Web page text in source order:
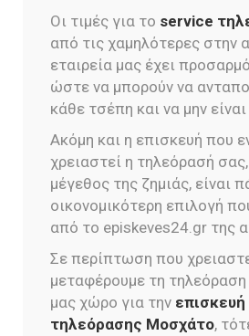
Οι τιμές για το service
από τις χαμηλότερες στην
εταιρεία μας έχει
ώστε να μπορούν να
κάθε τσέπη και να μην
Ακόμη και η επισκευή που
χρειαστεί η τηλεόρασή
μέγεθος της ζημιάς, είναι
οικονομικότερη επιλογή
από το episkeves24.gr της
Σε περίπτωση που
μεταφέρουμε τη
μας χώρο για την
τηλεόρασης Μοσχάτο,